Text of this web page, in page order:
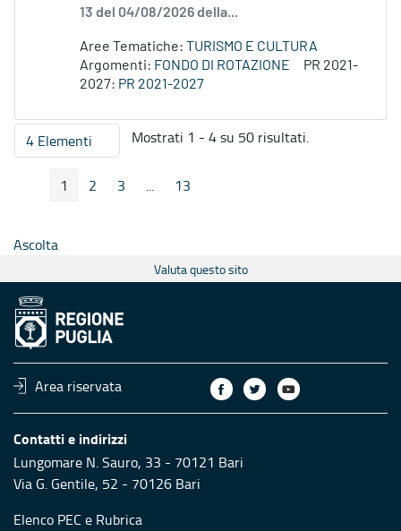
13 del 04/08/2026 della...
Aree Tematiche: TURISMO E CULTURA
Argomenti: FONDO DI ROTAZIONE
PR 2021-
2027: PR 2021-2027
4 ElementiPer pagina
Mostrati 1 - 4 su 50 risultati.
Pagina Precedente
Pagina
1 Pagina
2 Pagina
3 ...
Pagine intermedie
Pagina
13
Ascolta
Valuta questo sito
Area riservata
Contatti e indirizzi
Lungomare N. Sauro, 33 - 70121 Bari
Via G. Gentile, 52 - 70126 Bari
Elenco PEC e Rubrica